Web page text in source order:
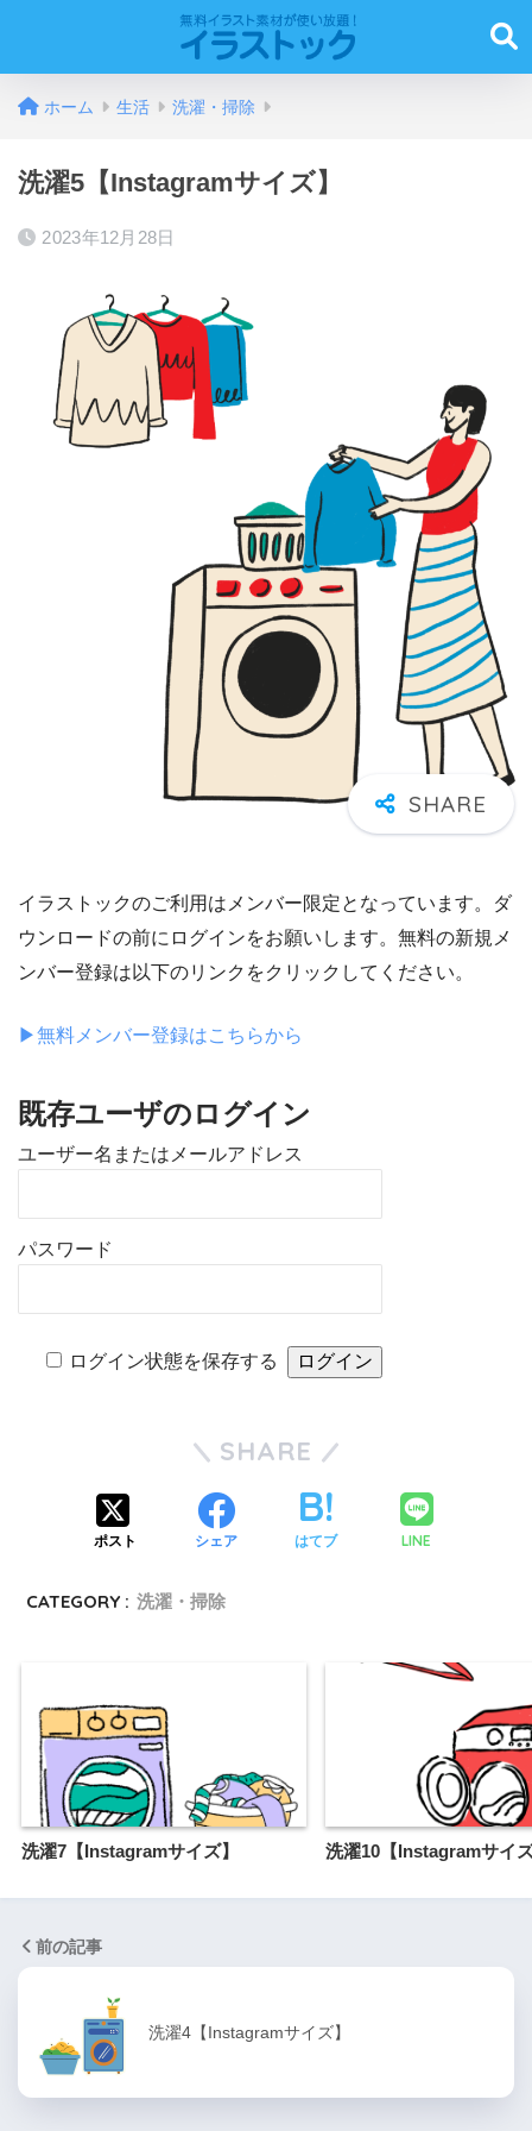
ホーム 生活 洗濯・掃除
洗濯5【Instagramサイズ】
2023年12月28日
イラストックのご利用はメンバー限定となっています。ダ
ウンロードの前にログインをお願いします。無料の新規メ
ンバー登録は以下のリンクをクリックしてください。
▶︎無料メンバー登録はこちらから
既存ユーザのログイン
ユーザー名またはメールアドレス
パスワード
ログイン状態を保存する
SHARE
ポスト シェア はてブ LINE
CATEGORY : 洗濯・掃除
洗濯7【Instagramサイズ】 洗濯10【Instagramサイ
前の記事
洗濯4【Instagramサイズ】